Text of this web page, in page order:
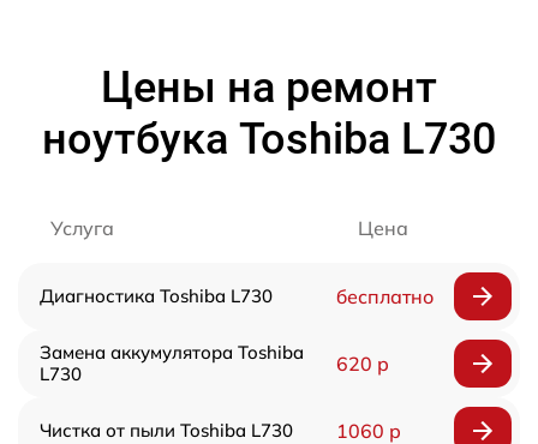
Цены на ремонт
ноутбука Toshiba L730
Услуга Цена
Диагностика Toshiba L730 бесплатно
Замена аккумулятора Toshiba
L730
620 р
Чистка от пыли Toshiba L730 1060 р